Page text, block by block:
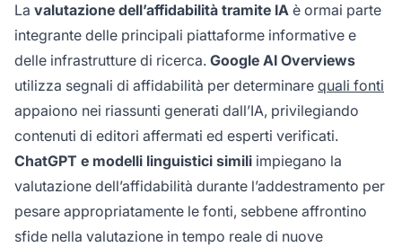
La valutazione dell’affidabilità tramite IA è ormai parte
integrante delle principali piattaforme informative e
delle infrastrutture di ricerca. Google AI Overviews
utilizza segnali di affidabilità per determinare quali fonti
appaiono nei riassunti generati dall’IA, privilegiando
contenuti di editori affermati ed esperti verificati.
ChatGPT e modelli linguistici simili impiegano la
valutazione dell’affidabilità durante l’addestramento per
pesare appropriatamente le fonti, sebbene affrontino
sfide nella valutazione in tempo reale di nuove